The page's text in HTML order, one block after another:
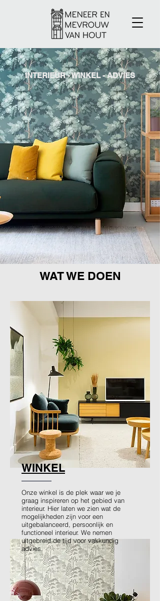
INTERIEUR - ​WINKEL - ADVIES
WAT WE DOEN
WINKEL
Onze winkel is de plek waar we je
graag inspireren op het gebied van
interieur. Hier laten we zien wat de
mogelijkheden zijn voor een
uitgebalanceerd, persoonlijk en
functioneel interieur. We nemen
uitgebreid de tijd voor vakkundig
advies.